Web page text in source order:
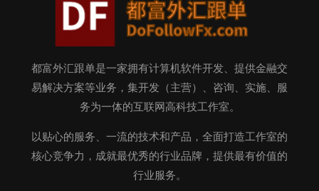
都富外汇跟单是一家拥有计算机软件开发、提供金融交
易解决方案等业务，集开发（主营）、咨询、实施、服
务为一体的互联网高科技工作室。
以贴心的服务、一流的技术和产品，全面打造工作室的
核心竞争力，成就最优秀的行业品牌，提供最有价值的
行业服务。